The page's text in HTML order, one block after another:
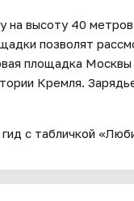
на высоту 40
позволят
площадка
Кремля.
с табличкой